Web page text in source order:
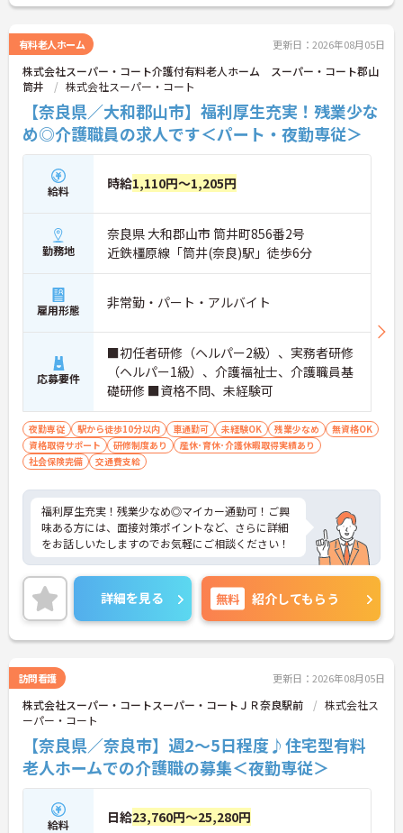
「ありがとう」のバッジを送り合う仕組みで、毎月
些細なことでも感謝を伝え合い、認め合えるため、
風通しが良くとてもあたたかい雰囲気の職場です。
また、「もっとこうしたら良くなるかも！」という
現場の小さなアイデアを大切にしており、入社1日
目から誰でもいくつでも提案できる「フジキャタ提
案」制度があり、毎月役員がすべての提案に目を通
します。自分の気づきが実際のサービス向上につな
がるため、やりがいを持って仕事に取り組めます。
有料老人ホーム 更新日：2026年08月05日
株式会社スーパー・コート介護付有料老人ホーム スーパー・コート郡山
筒井
株式会社スーパー・コート
【奈良県／大和郡山市】福利厚生充実！残業少な
め◎介護職員の求人です＜パート・夜勤専従＞
給料 時給1,110円～1,205円
勤務地
奈良県 大和郡山市 筒井町856番2号
近鉄橿原線「筒井(奈良)駅」徒歩6分
雇用形態 非常勤・パート・アルバイト
応募要件
■初任者研修（ヘルパー2級）、実務者研修
（ヘルパー1級）、介護福祉士、介護職員基
礎研修 ■資格不問、未経験可
夜勤専従 駅から徒歩10分以内 車通勤可 未経験OK 残業少なめ
無資格OK
資格取得サポート
研修制度あり
産休･育休･介護休暇取得実績あり
社会保険完備
交通費支給
福利厚生充実！残業少なめ◎マイカー通勤可！ご興
味ある方には、面接対策ポイントなど、さらに詳細
をお話しいたしますのでお気軽にご相談ください！
詳細を見る 無料 紹介してもらう
訪問看護 更新日：2026年08月05日
株式会社スーパー・コートスーパー・コートＪＲ奈良駅前
株式会社ス
ーパー・コート
【奈良県／奈良市】週2～5日程度♪住宅型有料
老人ホームでの介護職の募集＜夜勤専従＞
給料 日給23,760円～25,280円